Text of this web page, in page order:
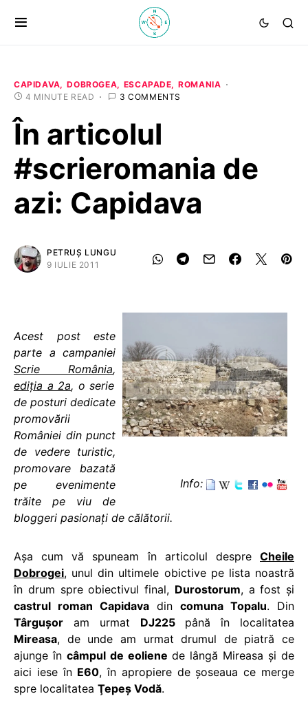
CAPIDAVA DOBROGEA ESCAPADE
ROMANIA
4 MINUTE READ
3 COMMENTS
În articolul
#scrieromania de
azi: Capidava
PETRUȘ LUNGU
9 IULIE 2011
Info:
Acest post este
parte a campaniei
Scrie România,
ediția a 2a, o serie
de posturi dedicate
promovării
României din punct
de vedere turistic,
promovare bazată
pe evenimente
trăite pe viu de
bloggeri pasionați de călătorii.
Aşa cum vă spuneam în articolul despre Cheile
Dobrogei, unul din ultimele obictive pe lista noastră
în drum spre obiectivul final, Durostorum, a fost şi
castrul roman Capidava din comuna Topalu. Din
Târguşor am urmat DJ225până în localitatea
Mireasa, de unde am urmat drumul de piatră ce
ajunge în câmpul de eoliene de lângă Mireasa şi de
aici iese în E60, în apropiere de şoseaua ce merge
spre localitatea Ţepeş Vodă.